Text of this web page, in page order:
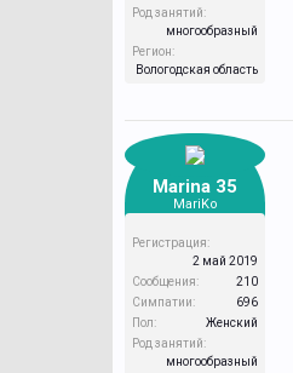
Род занятий:
многообразный
Регион:
Вологодская область
Marina 35
MariKo
Регистрация:
2 май 2019
Сообщения:
210
Симпатии:
696
Пол:
Женский
Род занятий:
многообразный